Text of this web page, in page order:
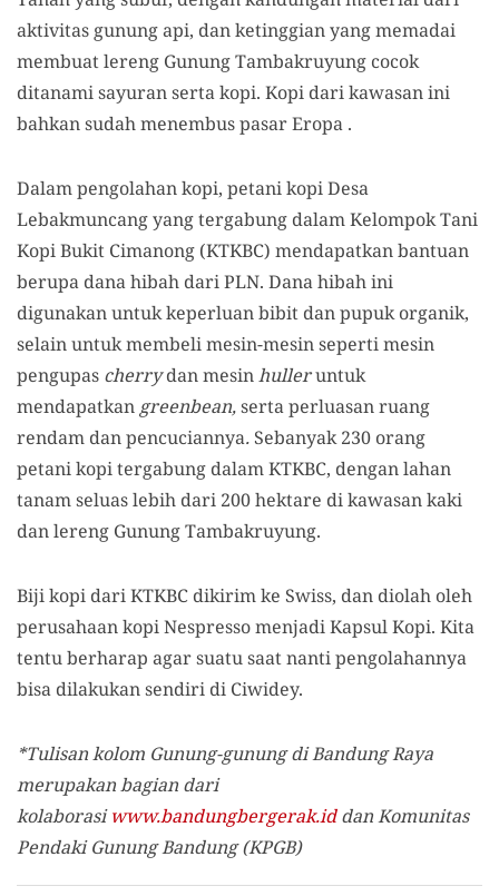
aktivitas gunungapi, dan ketinggian yang memadai
membuat lereng Gunung Tambakruyung cocok
ditanami sayuran serta kopi. Kopi dari kawasan ini
bahkan sudah menembus pasar Eropa .
Dalam pengolahan kopi, petani kopi Desa
Lebakmuncang yang tergabung dalam Kelompok Tani
Kopi Bukit Cimanong (KTKBC) mendapatkan bantuan
berupa dana hibah dari PLN. Dana hibah ini
digunakan untuk keperluan bibit dan pupuk organik,
selain untuk membeli mesin-mesin seperti mesin
pengupas cherrydan mesinhulleruntuk
mendapatkan greenbean,serta perluasan ruang
rendam dan pencuciannya. Sebanyak 230 orang
petani kopi tergabung dalamKTKBC, dengan lahan
tanam seluas lebih dari 200 hektare di kawasan kaki
dan lereng Gunung Tambakruyung.
Biji kopi dari KTKBC dikirim ke Swiss, dan diolah oleh
perusahaan kopi Nespresso menjadi Kapsul Kopi. Kita
tentu berharap agarsuatu saatnantipengolahannya
bisa dilakukan sendiri di Ciwidey.
*Tulisan kolom Gunung-gunung di Bandung Raya
merupakan bagian dari
kolaborasiwww.bandungbergerak.iddan Komunitas
Pendaki Gunung Bandung (KPGB)